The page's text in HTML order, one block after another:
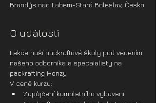
Brandýs nad Labem-Stará Boleslav, Česko
O události
Lekce naší packraftové školy pod vedením
našeho odborníka a specaialisty na
packrafting Honzy
V ceně kurzu:
Zapůjčení kompletního vybavení